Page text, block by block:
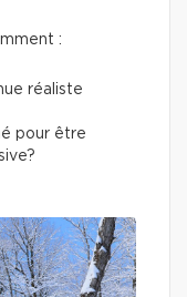
:
réaliste
pour être